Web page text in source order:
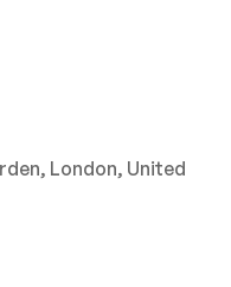
London, United